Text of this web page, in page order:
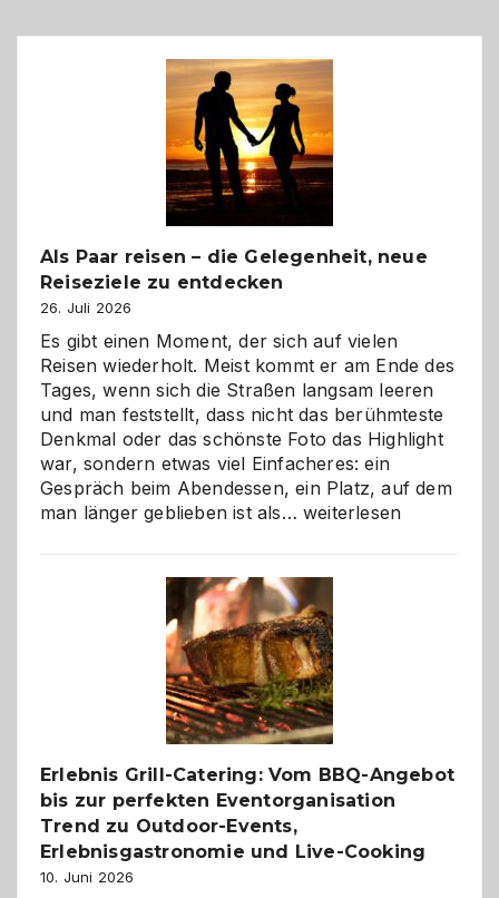
Als Paar reisen – die Gelegenheit, neue
Reiseziele zu entdecken
26. Juli 2026
Es gibt einen Moment, der sich auf vielen
Reisen wiederholt. Meist kommt er am Ende des
Tages, wenn sich die Straßen langsam leeren
und man feststellt, dass nicht das berühmteste
Denkmal oder das schönste Foto das Highlight
war, sondern etwas viel Einfacheres: ein
Gespräch beim Abendessen, ein Platz, auf dem
man länger geblieben ist als… Als
–
die
Gelegenheit,
neue
Reiseziele
zu
entdecken
weiterlesen
Erlebnis Grill-Catering: Vom BBQ-Angebot
bis zur perfekten Eventorganisation
Trend zu Outdoor-Events,
Erlebnisgastronomie und Live-Cooking
10. Juni 2026